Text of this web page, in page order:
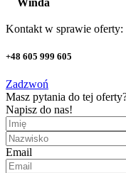
Kontakt w sprawie oferty:
+48 605 999 605
Zadzwoń
Masz pytania do tej
Napisz do nas!
Email